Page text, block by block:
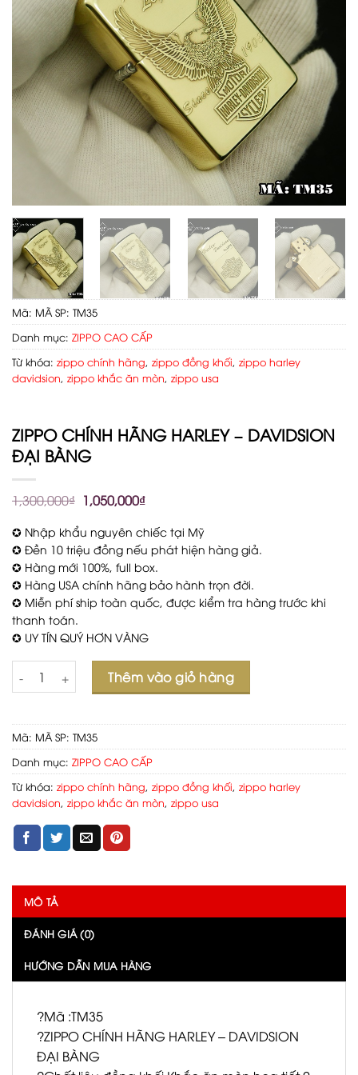
Mã: MÃ SP: TM35
Danh mục: ZIPPO CAO CẤP
Từ khóa: zippo chính hãng, zippo đồng khối, zippo harley
davidsion, zippo khắc ăn mòn, zippo usa
ZIPPO CHÍNH HÃNG HARLEY – DAVIDSION
ĐẠI BÀNG
1,300,000₫ 1,050,000₫
✪ Nhập khẩu nguyên chiếc tại Mỹ
✪ Đền 10 triệu đồng nếu phát hiện hàng giả.
✪ Hàng mới 100%, full box.
✪ Hàng USA chính hãng bảo hành trọn đời.
✪ Miễn phí ship toàn quốc, được kiểm tra hàng trước khi
thanh toán.
✪ UY TÍN QUÝ HƠN VÀNG
Số lượng Thêm vào giỏ hàng
Mã: MÃ SP: TM35
Danh mục: ZIPPO CAO CẤP
Từ khóa: zippo chính hãng, zippo đồng khối, zippo harley
davidsion, zippo khắc ăn mòn, zippo usa
MÔ TẢ
ĐÁNH GIÁ (0)
HƯỚNG DẪN MUA HÀNG
?Mã :TM35
?ZIPPO CHÍNH HÃNG HARLEY – DAVIDSION
ĐẠI BÀNG